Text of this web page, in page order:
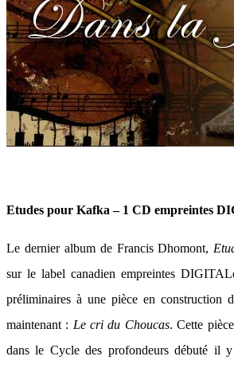
Etudes pour Kafka – 1 CD empreintes
Le dernier album de Francis Dhomont,
sur le label canadien empreintes
préliminaires à une pièce en construction
maintenant : Le cri du Choucas. Cette
dans le Cycle des profondeurs débuté il